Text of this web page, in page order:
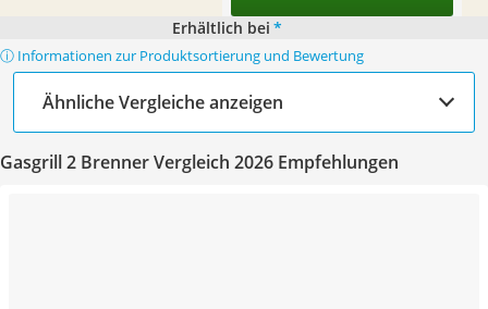
Erhältlich bei *
ⓘ Informationen zur Produktsortierung und Bewertung
Ähnliche Vergleiche anzeigen
Gasgrill 2 Brenner Vergleich 2026 Empfehlungen